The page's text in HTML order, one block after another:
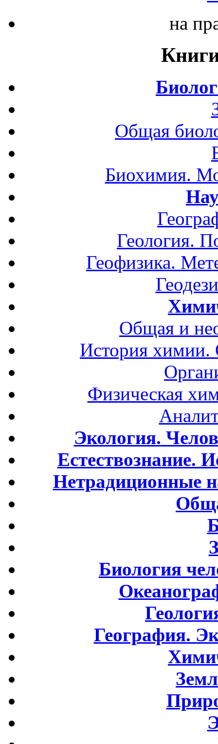
на
Общая
Биохимия.
Геология.
Геофизика.
Общая и
История
Физическая
Экология.
Естествознание.
Нетрадиционные
Биология
География.